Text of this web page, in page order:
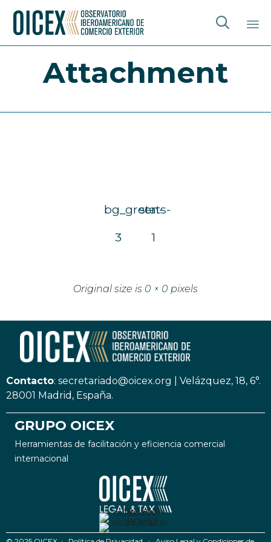

Attachment
bg_green-
3
stats-
1
Original size is 0 × 0 pixels
Contacto: secretariado@oicex.org
Velázquez, 18, 6°.
28001 Madrid, España.
GRUPO OICEX
Herramientas de facilitación y eficiencia comercial
internacional